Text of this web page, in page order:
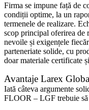
Firma se impune față de
condiții optime, la un
termenele de realizare.
scop principal oferirea de
nevoile și exigențele
parteneriate solide, cu
doar materiale certificate
Avantaje Larex
Iată câteva argumente
FLOOR – LGF trebuie